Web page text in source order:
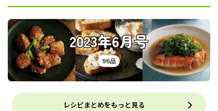
2023年6月号
96品
レシピまとめをもっと見る